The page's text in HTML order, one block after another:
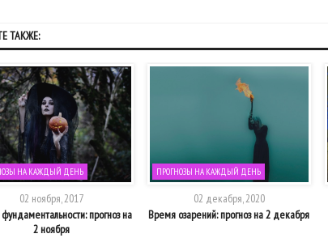
ТАКЖЕ:
НА КАЖДЫЙ ДЕНЬ
02 ноября, 2017
прогноз на
2 ноября
ПРОГНОЗЫ НА КАЖДЫЙ ДЕНЬ
02 декабря, 2020
Время озарений: прогноз на 2 декабря